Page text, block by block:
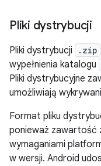
Pliki dystrybucji
Pliki dystrybucji .zip
wypełnienia katalogu
Pliki dystrybucyjne
umożliwiają
Format pliku
ponieważ zawartość
wymaganiami
w wersji. Android